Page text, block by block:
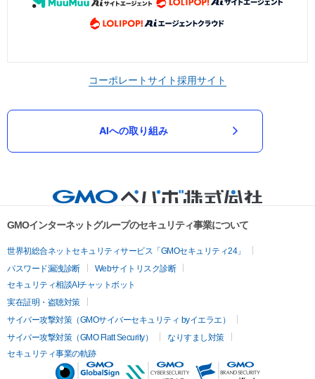
コーポレートサイト採用サイト
AIへの取り組み
GMOインターネットグループのセキュリティ事業について
世界初総合ネットセキュリティサービス「GMOセキュリティ24」
パスワード漏洩診断
Webサイトリスク診断
セキュリティ相談AIチャットボット
実在証明・盗聴対策
サイバー攻撃対策（GMOサイバーセキュリティ byイエラエ）
サイバー攻撃対策（GMO Flatt Security）
なりすまし対策
セキュリティ事業の軌跡